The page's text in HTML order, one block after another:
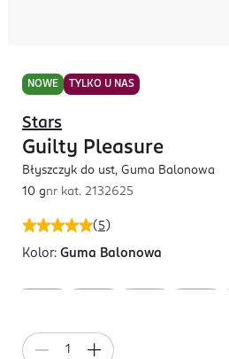
NOWE TYLKO U NAS
( 5 )
Stars
Guilty Pleasure
Błyszczyk do ust, Guma Balonowa
10 gnr kat. 2132625
Kolor: Guma Balonowa